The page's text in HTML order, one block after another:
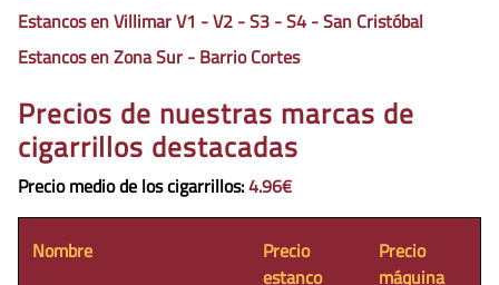
Estancos en Villimar V1 - V2 - S3 - S4 - San Cristóbal
Estancos en Zona Sur - Barrio Cortes
Precios de nuestras marcas de
cigarrillos destacadas
Precio medio de los cigarrillos:4.96€
Nombre
Precio
estanco
Precio
máquina